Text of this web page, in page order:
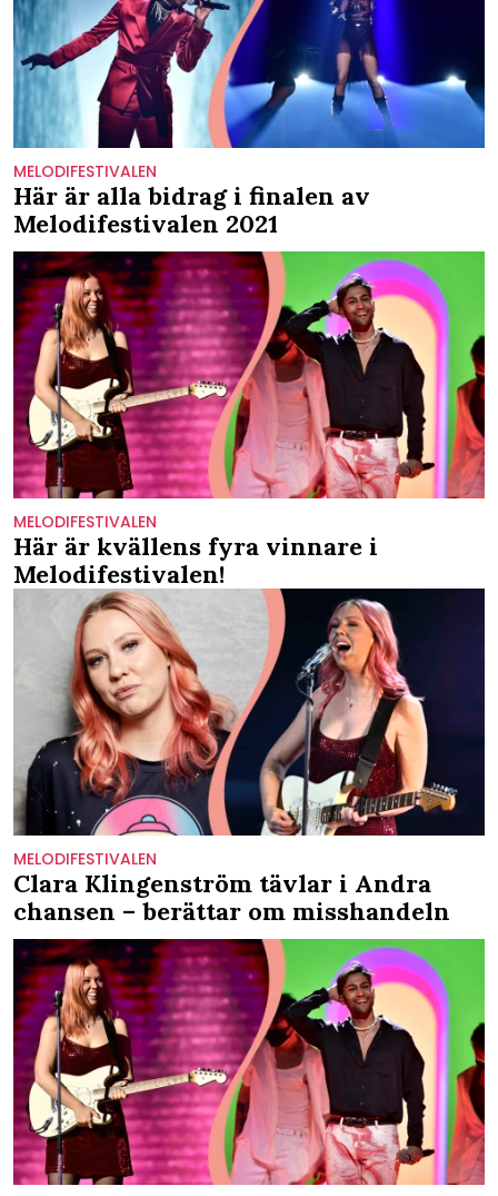
MELODIFESTIVALEN
Här är alla bidrag i finalen av
Melodifestivalen 2021
MELODIFESTIVALEN
Här är kvällens fyra vinnare i
Melodifestivalen!
MELODIFESTIVALEN
Clara Klingenström tävlar i Andra
chansen – berättar om misshandeln